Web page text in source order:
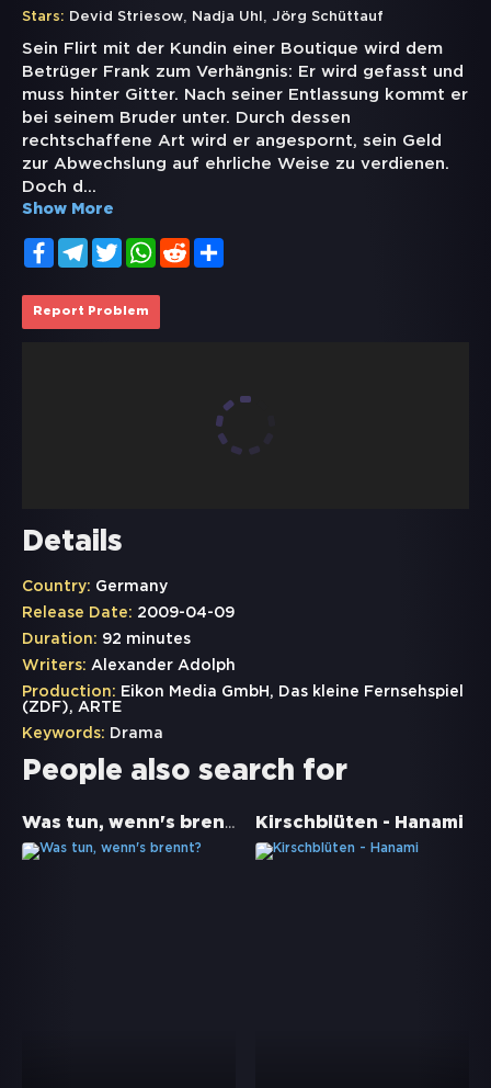
Stars: Devid Striesow, Nadja Uhl , Jörg Schüttauf
Sein Flirt mit der Kundin einer Boutique wird dem
Betrüger Frank zum Verhängnis: Er wird gefasst und
muss hinter Gitter. Nach seiner Entlassung kommt er
bei seinem Bruder unter. Durch dessen
rechtschaffene Art wird er angespornt, sein Geld
zur Abwechslung auf ehrliche Weise zu verdienen.
Doch d ...
Show More
FacebookTelegramTwitterWhatsApp
Reddit
Report Problem
Details
Country: Germany
Release Date: 2009-04-09
Duration: 92 minutes
Writers: Alexander Adolph
Production: Eikon Media GmbH, Das kleine Fernsehspiel
(ZDF), ARTE
Keywords: Drama
People also search for
Was tun, wenn's brennt? Kirschblüten - Hanami